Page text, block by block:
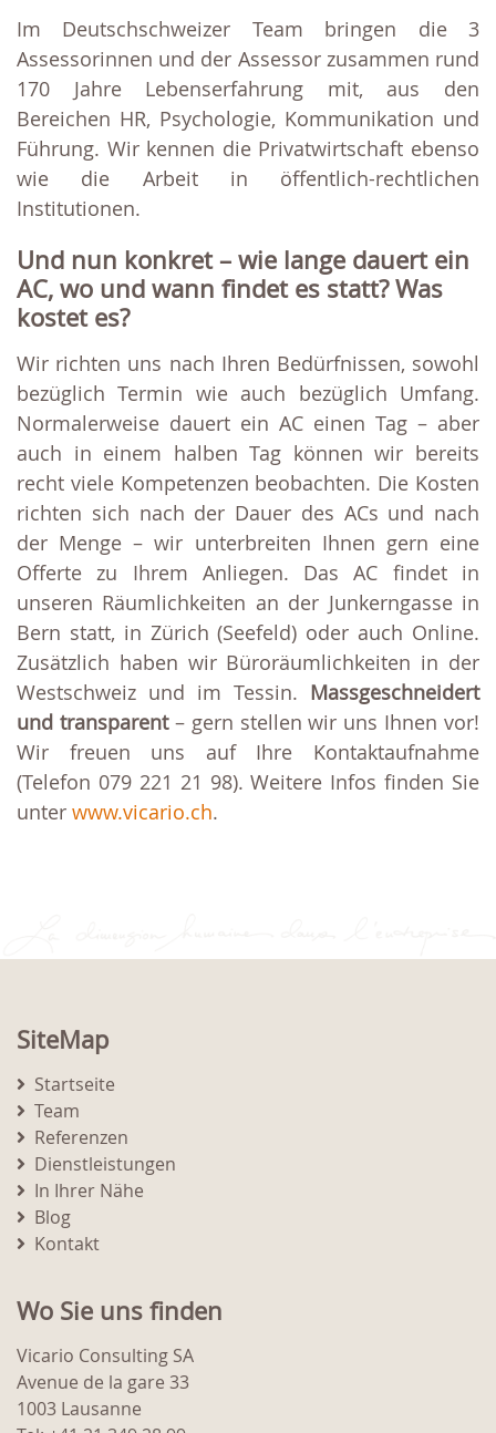
Im Deutschschweizer Team bringen die 3
Assessorinnen und der Assessor zusammen rund
170 Jahre Lebenserfahrung mit, aus den
Bereichen HR, Psychologie, Kommunikation und
Führung. Wir kennen die Privatwirtschaft ebenso
wie die Arbeit in öffentlich-rechtlichen
Institutionen.
Und nun konkret – wie lange dauert ein
AC, wo und wann findet es statt? Was
kostet es?
Wir richten uns nach Ihren Bedürfnissen, sowohl
bezüglich Termin wie auch bezüglich Umfang.
Normalerweise dauert ein AC einen Tag – aber
auch in einem halben Tag können wir bereits
recht viele Kompetenzen beobachten. Die Kosten
richten sich nach der Dauer des ACs und nach
der Menge – wir unterbreiten Ihnen gern eine
Offerte zu Ihrem Anliegen. Das AC findet in
unseren Räumlichkeiten an der Junkerngasse in
Bern statt, in Zürich (Seefeld) oder auch Online.
Zusätzlich haben wir Büroräumlichkeiten in der
Westschweiz und im Tessin. Massgeschneidert
und transparent– gern stellen wir uns Ihnen vor!
Wir freuen uns auf Ihre Kontaktaufnahme
(Telefon 079 221 21 98). Weitere Infos finden Sie
unter www.vicario.ch.
SiteMap
Startseite
Team
Referenzen
Dienstleistungen
In Ihrer Nähe
Blog
Kontakt
Wo Sie uns finden
Vicario Consulting SA
Avenue de la gare 33
1003 Lausanne